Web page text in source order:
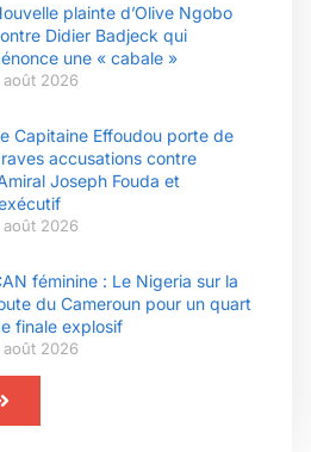
plainte d’Olive Ngobo
Didier Badjeck qui
une « cabale »
août 2026
Capitaine Effoudou porte de
accusations contre
Joseph Fouda et
août 2026
féminine : Le Nigeria sur la
du Cameroun pour un quart
finale explosif
août 2026